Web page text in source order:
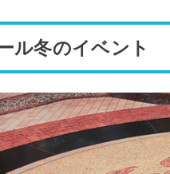
ル冬のイベント